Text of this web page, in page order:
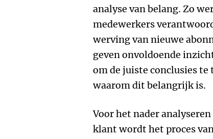
analyse van belang. Zo
medewerkers
werving van nieuwe
geven onvoldoende
om de juiste conclusies
waarom dit belangrijk is.
Voor het nader
klant wordt het proces